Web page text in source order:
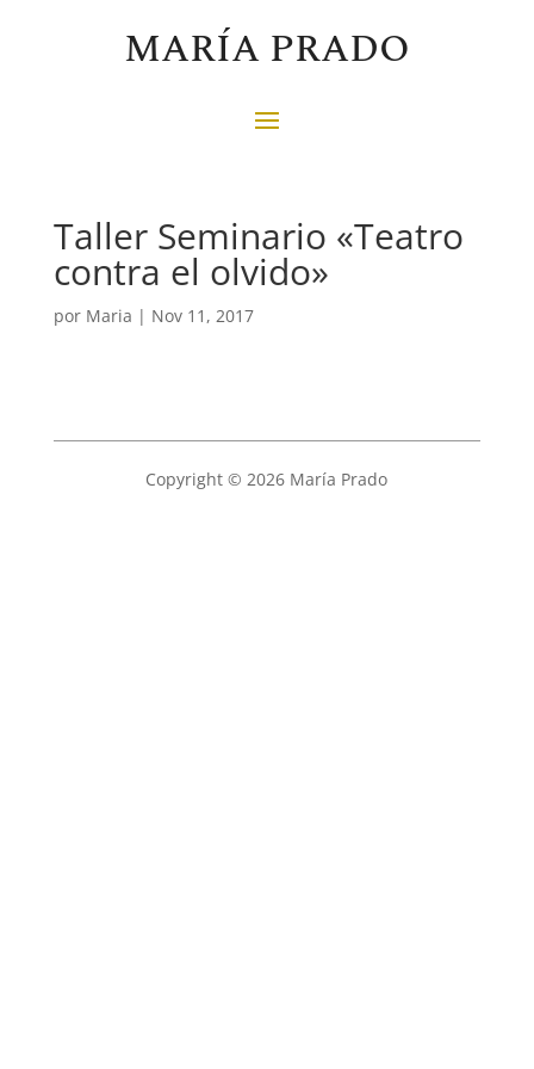
MARÍA PRADO
Taller Seminario «Teatro
contra el olvido»
por Maria | Nov 11, 2017
Copyright © 2026 María Prado